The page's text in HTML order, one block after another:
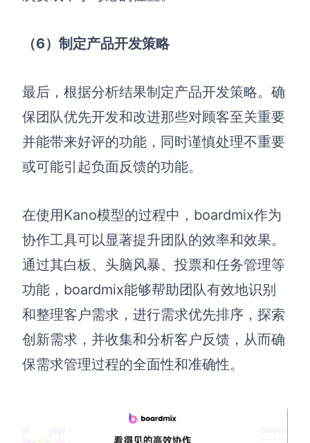
（6）制定产品开发策略
最后，根据分析结果制定产品开发策略。确
保团队优先开发和改进那些对顾客至关重要
并能带来好评的功能，同时谨慎处理不重要
或可能引起负面反馈的功能。
在使用Kano模型的过程中，boardmix作为
协作工具可以显著提升团队的效率和效果。
通过其白板、头脑风暴、投票和任务管理等
功能，boardmix能够帮助团队有效地识别
和整理客户需求，进行需求优先排序，探索
创新需求，并收集和分析客户反馈，从而确
保需求管理过程的全面性和准确性。